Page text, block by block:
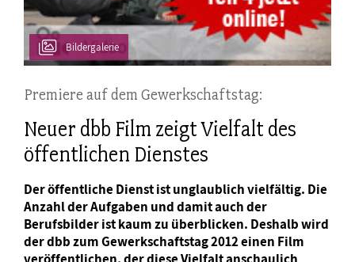
Bildergalerie
Premiere auf dem Gewerkschaftstag:
Neuer dbb Film zeigt Vielfalt des
öffentlichen Dienstes
Der öffentliche Dienst ist unglaublich vielfältig. Die
Anzahl der Aufgaben und damit auch der
Berufsbilder ist kaum zu überblicken. Deshalb wird
der dbb zum Gewerkschaftstag 2012 einen Film
veröffentlichen, der diese Vielfalt anschaulich